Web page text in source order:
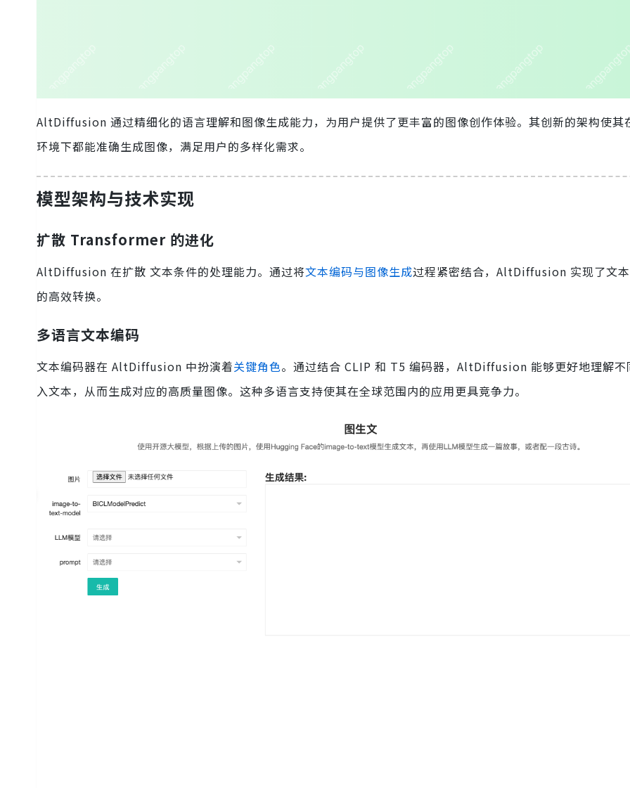
AltDiffusion 通过精细化的语言理解和图像生成能力，为用户提供了更丰富的图像创作体验。其创新的架构使其
环境下都能准确生成图像，满足用户的多样化需求。
模型架构与技术实现
扩散 Transformer 的进化
AltDiffusion 在扩散 文本条件的处理能力。通过将文本编码与图像生成过程紧密结合，AltDiffusion 实现了文
的高效转换。
多语言文本编码
文本编码器在 AltDiffusion 中扮演着关键角色。通过结合 CLIP 和 T5 编码器，AltDiffusion 能够更好地理解不
入文本，从而生成对应的高质量图像。这种多语言支持使其在全球范围内的应用更具竞争力。